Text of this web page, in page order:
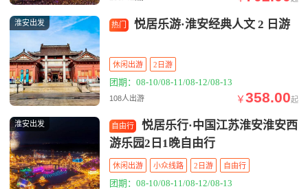
淮安出发 热门 悦居乐游·淮安经典人文 2 日游
休闲出游 2日游
团期：08-10/08-11/08-12/08-13
108人出游 ￥358.00起
淮安出发 自由行
悦居乐行·中国江苏淮安淮安西
游乐园2日1晚自由行
休闲出游 小众线路 2日游 自由行
团期：08-10/08-11/08-12/08-13